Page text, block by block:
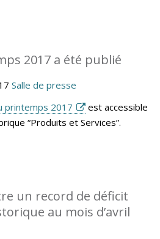
2017 a été publié
Salle de presse
printemps 2017
est accessible
“Produits et Services”.
un record de déficit
au mois d’avril